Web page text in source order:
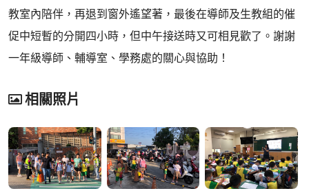
教室內陪伴，再退到窗外遙望著，最後在導師及生教組的催
促中短暫的分開四小時，但中午接送時又可相見歡了。謝謝
一年級導師、輔導室、學務處的關心與協助！
相關照片